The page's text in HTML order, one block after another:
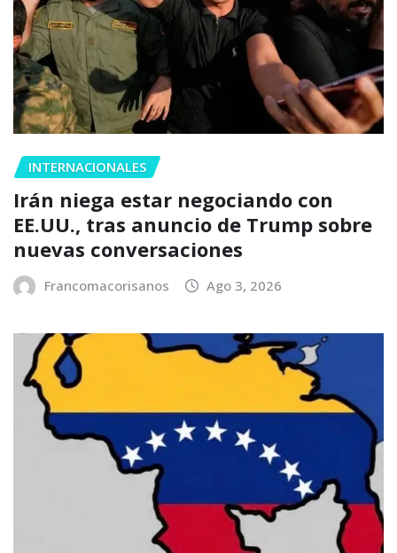
INTERNACIONALES
Irán niega estar negociando con
EE.UU., tras anuncio de Trump sobre
nuevas conversaciones
Francomacorisanos Ago 3, 2026